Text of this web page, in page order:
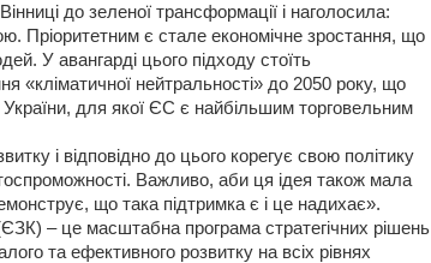
до зеленої трансформації і наголосила:
Пріоритетним є стале економічне зростання, що
У авангарді цього підходу стоїть
«кліматичної нейтральності» до 2050 року, що
для якої ЄС є найбільшим торговельним
і відповідно до цього корегує свою політику
Важливо, аби ця ідея також мала
що така підтримка є і це надихає».
– це масштабна програма стратегічних рішень
та ефективного розвитку на всіх рівнях